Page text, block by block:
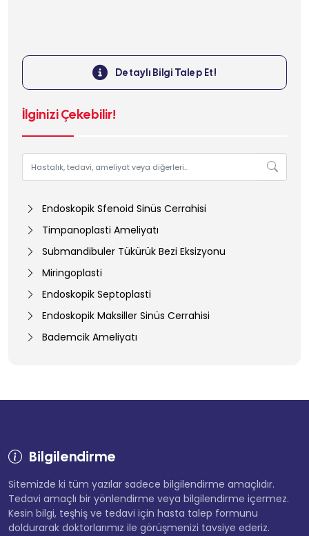
Detaylı Bilgi Talep Et!
İlginizi Çekebilir!
Endoskopik Sfenoid Sinüs Cerrahisi
Timpanoplasti Ameliyatı
Submandibuler Tükürük Bezi Eksizyonu
Miringoplasti
Endoskopik Septoplasti
Endoskopik Maksiller Sinüs Cerrahisi
Bademcik Ameliyatı
Bilgilendirme
Sitemizde ki tüm yazılar sadece bilgilendirme amaçlıdır.
Tedavi amaçlı bir yönlendirme veya bilgilendirme içermez.
Kesin bilgi, teşhiş ve tedavi için hasta talep formunu
doldurarak doktorlarımız ile görüşmenizi tavsiye ederiz.